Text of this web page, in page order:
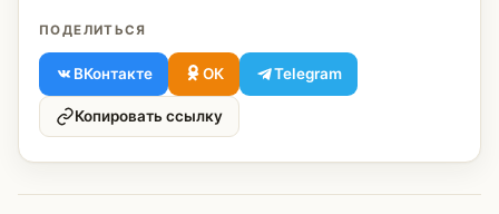
ПОДЕЛИТЬСЯ
ВКонтакте ОК Telegram
Копировать ссылку